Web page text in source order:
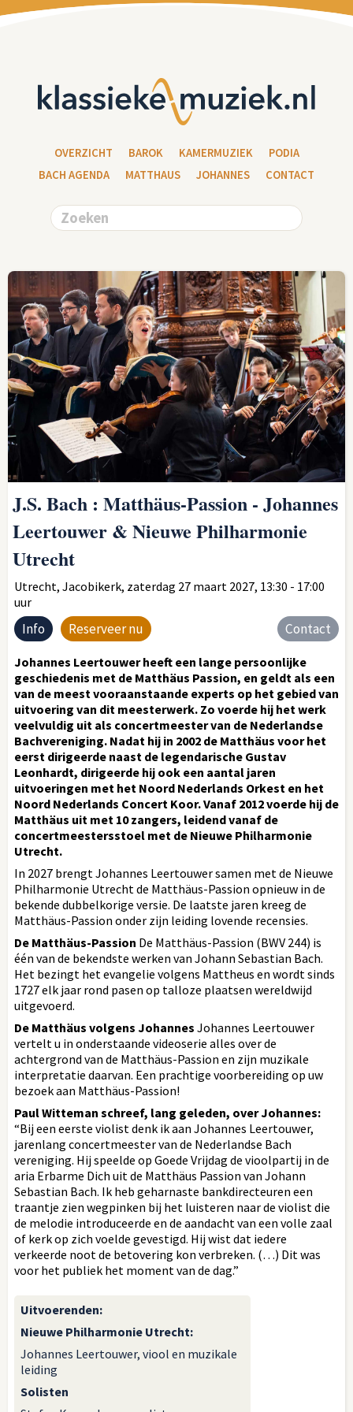
OVERZICHT BAROK KAMERMUZIEK
PODIA
BACH AGENDA
MATTHAUS JOHANNES CONTACT
J.S. Bach : Matthäus-Passion - Johannes
Leertouwer & Nieuwe Philharmonie
Utrecht
Utrecht, Jacobikerk, zaterdag 27 maart 2027, 13:30 - 17:00
uur
Info Reserveer nu Contact
Johannes Leertouwer heeft een lange persoonlijke
geschiedenis met de Matthäus Passion, en geldt als een
van de meest vooraanstaande experts op het gebied van
uitvoering van dit meesterwerk. Zo voerde hij het werk
veelvuldig uit als concertmeester van de Nederlandse
Bachvereniging. Nadat hij in 2002 de Matthäus voor het
eerst dirigeerde naast de legendarische Gustav
Leonhardt, dirigeerde hij ook een aantal jaren
uitvoeringen met het Noord Nederlands Orkest en het
Noord Nederlands Concert Koor. Vanaf 2012 voerde hij de
Matthäus uit met 10 zangers, leidend vanaf de
concertmeestersstoel met de Nieuwe Philharmonie
Utrecht.
In 2027 brengt Johannes Leertouwer samen met de Nieuwe
Philharmonie Utrecht de Matthäus-Passion opnieuw in de
bekende dubbelkorige versie. De laatste jaren kreeg de
Matthäus-Passion onder zijn leiding lovende recensies.
De Matthäus-Passion De Matthäus-Passion (BWV 244) is
één van de bekendste werken van Johann Sebastian Bach.
Het bezingt het evangelie volgens Mattheus en wordt sinds
1727 elk jaar rond pasen op talloze plaatsen wereldwijd
uitgevoerd.
De Matthäus volgens Johannes Johannes Leertouwer
vertelt u in onderstaande videoserie alles over de
achtergrond van de Matthäus-Passion en zijn muzikale
interpretatie daarvan. Een prachtige voorbereiding op uw
bezoek aan Matthäus-Passion!
Paul Witteman schreef, lang geleden, over Johannes:
“Bij een eerste violist denk ik aan Johannes Leertouwer,
jarenlang concertmeester van de Nederlandse Bach
vereniging. Hij speelde op Goede Vrijdag de vioolpartij in de
aria Erbarme Dich uit de Matthäus Passion van Johann
Sebastian Bach. Ik heb geharnaste bankdirecteuren een
traantje zien wegpinken bij het luisteren naar de violist die
de melodie introduceerde en de aandacht van een volle zaal
of kerk op zich voelde gevestigd. Hij wist dat iedere
verkeerde noot de betovering kon verbreken. (…) Dit was
voor het publiek het moment van de dag.”
Uitvoerenden:
Nieuwe Philharmonie Utrecht:
Johannes Leertouwer, viool en muzikale
leiding
Solisten